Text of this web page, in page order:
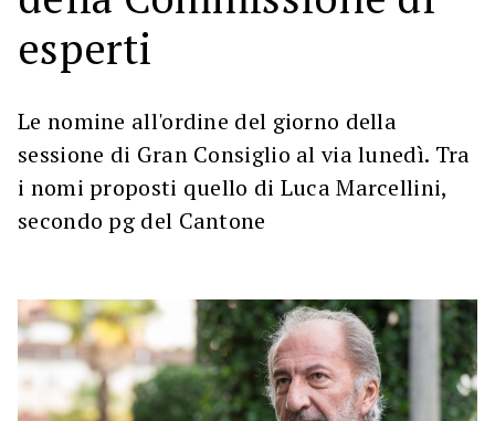
esperti
Le nomine all'ordine del giorno della
sessione di Gran Consiglio al via lunedì. Tra
i nomi proposti quello di Luca Marcellini,
secondo pg del Cantone